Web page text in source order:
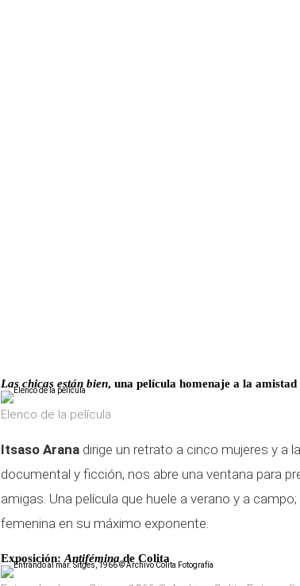
Las chicas están bien, una película homenaje a la amistad
Elenco de la película
Itsaso Arana dirige un retrato a cinco mujeres y a
documental y ficción, nos abre una ventana para
amigas. Una película que huele a verano y a
femenina en su máximo exponente.
Exposición: Antiféminade Colita